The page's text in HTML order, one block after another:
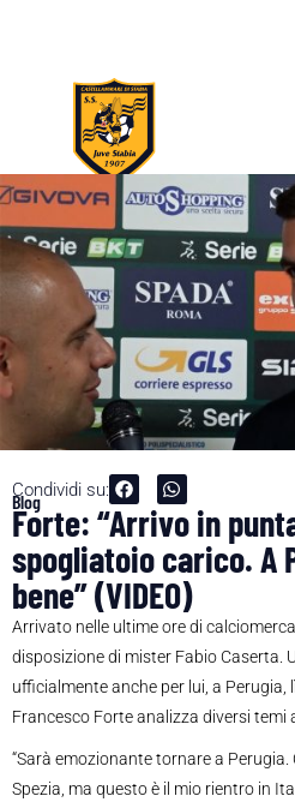
Condividi su:
Blog
Forte: “Arrivo in
spogliatoio carico. A
bene” (VIDEO)
Arrivato nelle ultime ore di
disposizione di mister Fabio Caserta.
ufficialmente anche per lui, a Perugia,
Francesco Forte analizza diversi temi
“Sarà emozionante tornare a
Spezia, ma questo è il mio rientro in